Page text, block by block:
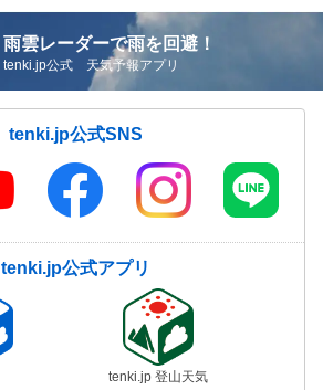
雨雲レーダーで雨を回避！
tenki.jp公式 天気予報アプリ
tenki.jp公式SNS
tenki.jp公式アプリ
tenki.jp 登山天気